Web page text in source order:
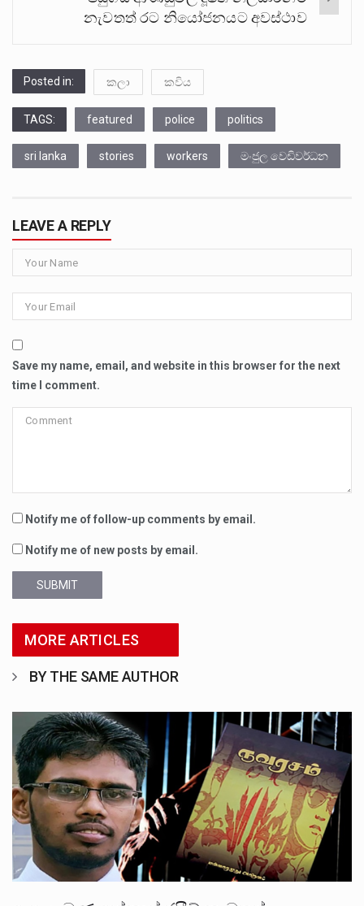
නැවතත් රට නියෝජනයට අවස්ථාව
Posted in: කලා කවිය
TAGS: featured police politics
sri lanka stories workers මංජුල වෙඩිවර්ධන
LEAVE A REPLY
Save my name, email, and website in this browser for the next
time I comment.
Notify me of follow-up comments by email.
Notify me of new posts by email.
SUBMIT
MORE ARTICLES
BY THE SAME AUTHOR